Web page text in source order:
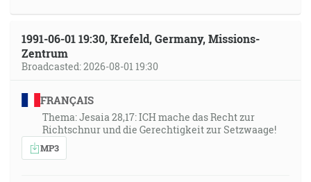
1991-06-01 19:30, Krefeld, Germany, Missions-
Zentrum
Broadcasted: 2026-08-01 19:30
FRANÇAIS
Thema: Jesaia 28,17: ICH mache das Recht zur
Richtschnur und die Gerechtigkeit zur Setzwaage!
MP3